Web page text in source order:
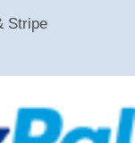
Stripe